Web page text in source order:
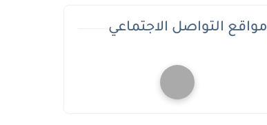
مواقع التواصل الاجتماعي